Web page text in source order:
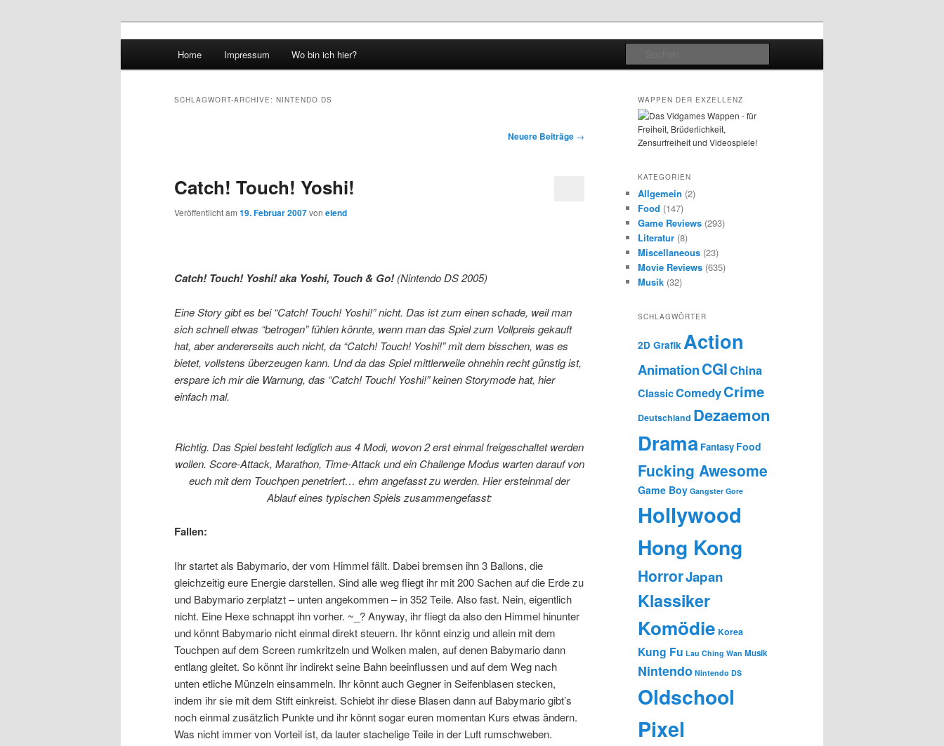
vidgames.de
Zum Inhalt wechseln
Zum sekundären Inhalt wechseln
Home Impressum Wo bin ich hier?
SCHLAGWORT-ARCHIVE: NINTENDO DS
Neuere Beiträge →
Catch! Touch! Yoshi!
Veröffentlicht am 19. Februar 2007von elend
Catch! Touch! Yoshi! aka Yoshi, Touch & Go!(Nintendo DS 2005)
Eine Story gibt es bei “Catch! Touch! Yoshi!” nicht. Das ist zum einen schade, weil man
sich schnell etwas “betrogen” fühlen könnte, wenn man das Spiel zum Vollpreis gekauft
hat, aber andererseits auch nicht, da “Catch! Touch! Yoshi!” mit dem bisschen, was es
bietet, vollstens überzeugen kann. Und da das Spiel mittlerweile ohnehin recht günstig ist,
erspare ich mir die Warnung, das “Catch! Touch! Yoshi!” keinen Storymode hat, hier
einfach mal.
Richtig. Das Spiel besteht lediglich aus 4 Modi, wovon 2 erst einmal freigeschaltet werden
wollen. Score-Attack, Marathon, Time-Attack und ein Challenge Modus warten darauf von
euch mit dem Touchpen penetriert… ehm angefasst zu werden. Hier ersteinmal der
Ablauf eines typischen Spiels zusammengefasst:
Fallen:
Ihr startet als Babymario, der vom Himmel fällt. Dabei bremsen ihn 3 Ballons, die
gleichzeitig eure Energie darstellen. Sind alle weg fliegt ihr mit 200 Sachen auf die Erde zu
und Babymario zerplatzt – unten angekommen – in 352 Teile. Also fast. Nein, eigentlich
nicht. Eine Hexe schnappt ihn vorher. ~_? Anyway, ihr fliegt da also den Himmel hinunter
und könnt Babymario nicht einmal direkt steuern. Ihr könnt einzig und allein mit dem
Touchpen auf dem Screen rumkritzeln und Wolken malen, auf denen Babymario dann
entlang gleitet. So könnt ihr indirekt seine Bahn beeinflussen und auf dem Weg nach
unten etliche Münzeln einsammeln. Ihr könnt auch Gegner in Seifenblasen stecken,
indem ihr sie mit dem Stift einkreist. Schiebt ihr diese Blasen dann auf Babymario gibt’s
noch einmal zusätzlich Punkte und ihr könnt sogar euren momentan Kurs etwas ändern.
Was nicht immer von Vorteil ist, da lauter stachelige Teile in der Luft rumschweben.
WAPPEN DER EXZELLENZ
KATEGORIEN
Allgemein (2)
Food (147)
Game Reviews (293)
Literatur (8)
Miscellaneous (23)
Movie Reviews (635)
Musik (32)
SCHLAGWÖRTER
2D GrafikAction
AnimationCGIChina
ClassicComedyCrime
Deutschland Dezaemon
Drama Fantasy Food
Fucking Awesome
Game Boy Gangster Gore
Hollywood
Hong Kong
HorrorJapan
Klassiker
Komödie Korea
Kung Fu Lau Ching Wan Musik
Nintendo Nintendo DS
Oldschool
Pixel